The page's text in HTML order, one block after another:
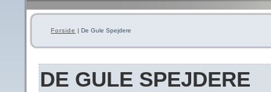
Forside | De Gule Spejdere
DE GULE SPEJDERE